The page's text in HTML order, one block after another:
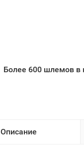
Более 600 шлемов в
Описание